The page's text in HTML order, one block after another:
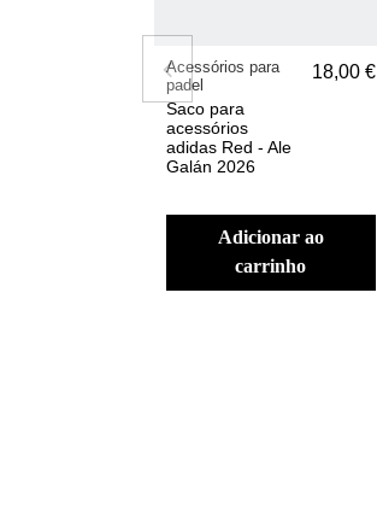
Acessórios para
padel
Saco para
acessórios
adidas Red - Ale
Galán 2026
18,00 €
adicionar ao
carrinho